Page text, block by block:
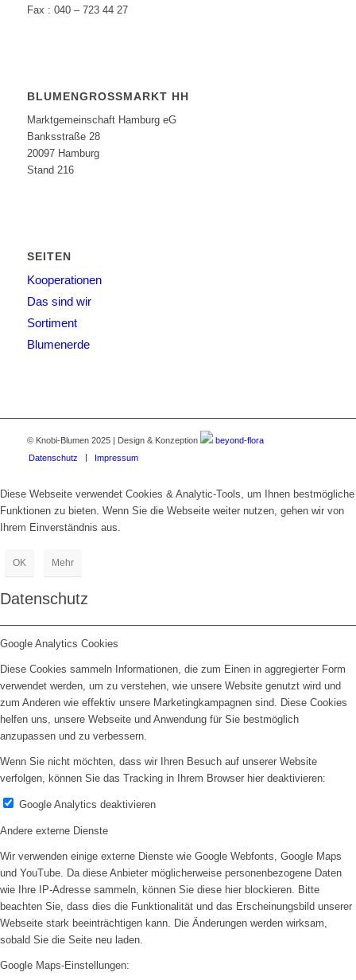
Fax : 040 – 723 44 27
BLUMENGROSSMARKT HH
Marktgemeinschaft Hamburg eG
Banksstraße 28
20097 Hamburg
Stand 216
SEITEN
Kooperationen
Das sind wir
Sortiment
Blumenerde
© Knobi-Blumen 2025 | Design & Konzeption
beyond-flora
Datenschutz
Impressum
Diese Webseite verwendet Cookies & Analytic-Tools, um Ihnen bestmögliche
Funktionen zu bieten. Wenn Sie die Webseite weiter nutzen, gehen wir von
Ihrem Einverständnis aus.
OK Mehr
Datenschutz
Google Analytics Cookies
Diese Cookies sammeln Informationen, die zum Einen in aggregierter Form
verwendet werden, um zu verstehen, wie unsere Website genutzt wird und
zum Anderen wie effektiv unsere Marketingkampagnen sind. Diese Cookies
helfen uns, unsere Webseite und Anwendung für Sie bestmöglich
anzupassen und zu verbessern.
Wenn Sie nicht möchten, dass wir Ihren Besuch auf unserer Website
verfolgen, können Sie das Tracking in Ihrem Browser hier deaktivieren:
Google Analytics deaktivieren
Andere externe Dienste
Wir verwenden einige externe Dienste wie Google Webfonts, Google Maps
und YouTube. Da diese Anbieter möglicherweise personenbezogene Daten
wie Ihre IP-Adresse sammeln, können Sie diese hier blockieren. Bitte
beachten Sie, dass dies die Funktionalität und das Erscheinungsbild unserer
Webseite stark beeinträchtigen kann. Die Änderungen werden wirksam,
sobald Sie die Seite neu laden.
Google Maps-Einstellungen: